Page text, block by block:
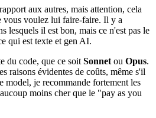
aux autres, mais attention, cela
vous voulez lui faire-faire. Il y a
lesquels il est bon, mais ce n'est pas le
qui est texte et gen AI.
du code, que ce soitSonnetou Opus.
raisons évidentes de coûts, même s'il
model, je recommande fortement les
moins cher que le "pay as you